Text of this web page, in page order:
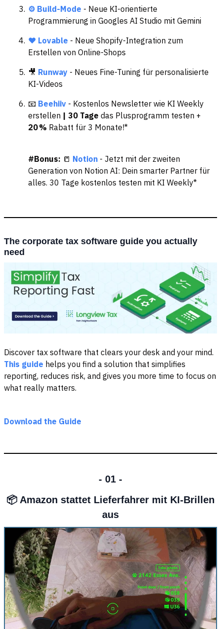
⚙️ Build-Mode - Neue KI-orientierte
Programmierung in Googles AI Studio mit Gemini
❤️ Lovable - Neue Shopify-Integration zum
Erstellen von Online-Shops
🎥 Runway - Neues Fine-Tuning für personalisierte
KI-Videos
📧 Beehiiv - Kostenlos Newsletter wie KI Weekly
erstellen | 30 Tage das Plusprogramm testen +
20 % Rabatt für 3 Monate!*
#Bonus: 📒 Notion - Jetzt mit der zweiten
Generation von Notion AI: Dein smarter Partner für
alles. 30 Tage kostenlos testen mit KI Weekly*
The corporate tax software guide you actually
need
Discover tax software that clears your desk and your mind.
This guide helps you find a solution that simplifies
reporting, reduces risk, and gives you more time to focus on
what really matters.
Download the Guide
- 01 -
📦 Amazon stattet Lieferfahrer mit KI-Brillen
aus